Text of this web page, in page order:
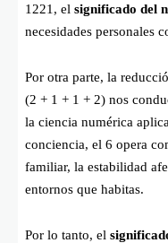
1221, el significado del
necesidades personales
Por otra parte, la
(2 + 1 + 1 + 2) nos
la ciencia numérica
conciencia, el 6 opera
familiar, la estabilidad
entornos que habitas.
Por lo tanto, el